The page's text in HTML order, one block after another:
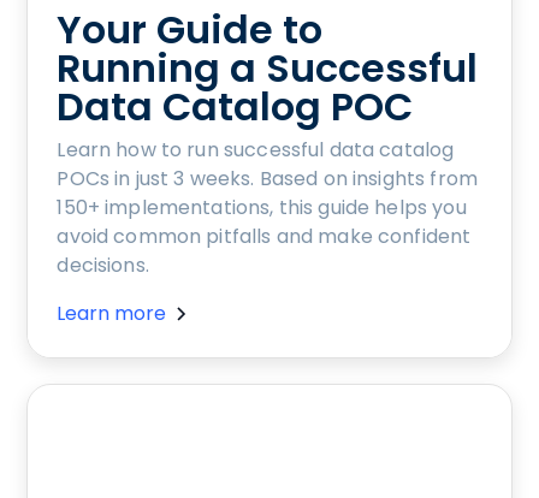
Your Guide to
Running a Successful
Data Catalog POC
Learn how to run successful data catalog
POCs in just 3 weeks. Based on insights from
150+ implementations, this guide helps you
avoid common pitfalls and make confident
decisions.
Learn more